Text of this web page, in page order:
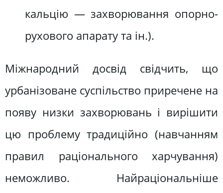
кальцію — захворювання опорно-
рухового апарату та ін.).
Міжнародний досвід свідчить, що
урбанізоване суспільство приречене на
появу низки захворювань і вирішити
цю проблему традиційно (навчанням
правил раціонального харчування)
неможливо. Найраціональніше